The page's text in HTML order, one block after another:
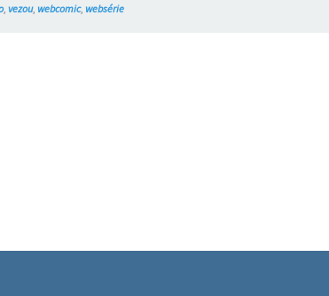
,vezou, webcomic, websérie